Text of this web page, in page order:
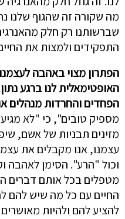
מה שקורה זה שהגוף שלנו
שברשותנו רק חלק
התפקידים ולמצות את
הפתרון מצוי באהבה
האופטימאלית לנו ברגע
הפחדים והחרדות מנהלים
מספיק טובים", כי "לא מגיע
מזינים תבניות של אשם,
עצמנו, אנו מקבלים את
וכול "הרע". הסימן לאהבה
מטפלים בכל אותם דברים
החיים עם כל מה שיש להם
להציע להם ולהיות